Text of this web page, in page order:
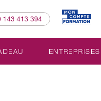
143 413 394
ENTREPRISES